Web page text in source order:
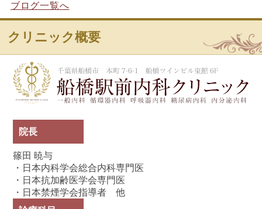
ブログ一覧へ
クリニック概要
院長
篠田 暁与
・日本内科学会総合内科専門医
・日本抗加齢医学会専門医
・日本禁煙学会指導者 他